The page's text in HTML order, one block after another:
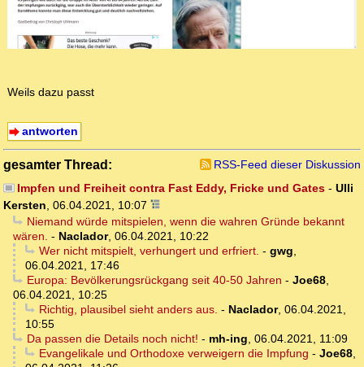
Weils dazu passt
antworten
gesamter Thread:
RSS-Feed dieser Diskussion
Impfen und Freiheit contra Fast Eddy, Fricke und Gates- Ulli
Kersten 06.04.2021, 10:07
Niemand würde mitspielen, wenn die wahren Gründe bekannt
wären. - Naclador, 06.04.2021, 10:22
Wer nicht mitspielt, verhungert und erfriert. - gwg
06.04.2021, 17:46
Europa: Bevölkerungsrückgang seit 40-50 Jahren - Joe68,
06.04.2021, 10:25
Richtig, plausibel sieht anders aus. - Naclador, 06.04.2021,
10:55
Da passen die Details noch nicht! - mh-ing 06.04.2021, 11:09
Evangelikale und Orthodoxe verweigern die Impfung - Joe68,